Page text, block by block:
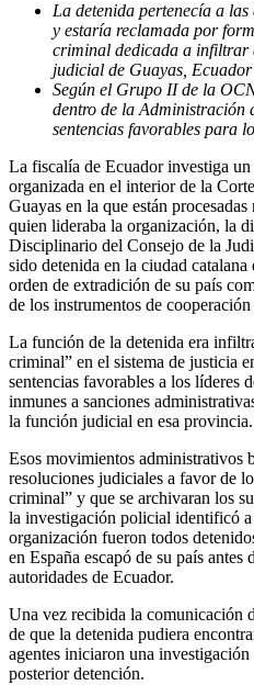
La detenida pertenecía a
y estaría reclamada por
criminal dedicada a infiltrar
judicial de Guayas, Ecuador
Según el Grupo II de la
dentro de la Administración
sentencias favorables para
La fiscalía de Ecuador investiga
organizada en el interior de la
Guayas en la que están
quien lideraba la organización, la
Disciplinario del Consejo de la
sido detenida en la ciudad
orden de extradición de su país
de los instrumentos de
La función de la detenida era
criminal” en el sistema de justicia
sentencias favorables a los líderes
inmunes a sanciones
la función judicial en esa provincia.
Esos movimientos administrativos
resoluciones judiciales a favor de
criminal” y que se archivaran los
la investigación policial identificó
organización fueron todos
en España escapó de su país
autoridades de Ecuador.
Una vez recibida la comunicación
de que la detenida pudiera
agentes iniciaron una
posterior detención.